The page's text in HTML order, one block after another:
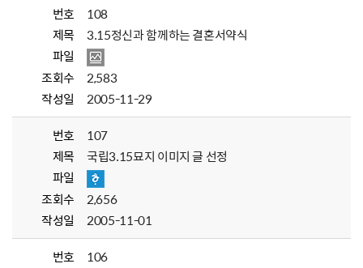
번호
108
제목
3.15정신과 함께하는 결혼서약식
파일
조회수
2,583
작성일
2005-11-29
번호
107
제목
국립3.15묘지 이미지 글 선정
파일
조회수
2,656
작성일
2005-11-01
번호
106